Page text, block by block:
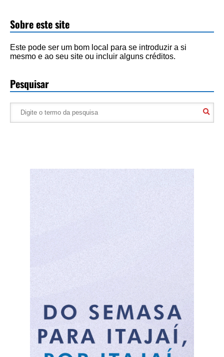
Sobre este site
Este pode ser um bom local para se introduzir a si
mesmo e ao seu site ou incluir alguns créditos.
Pesquisar